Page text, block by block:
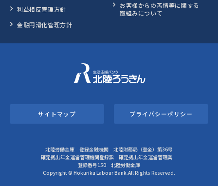
利益相反管理方針
金融円滑化管理方針
お客様からの苦情等に関する
取組みについて
サイトマップ プライバシーポリシー
北陸労働金庫 登録金融機関 北陸財務局（登金）第36号
確定拠出年金運営管理機関登録票 確定拠出年金運営管理業
登録番号150 北陸労働金庫
Copyright © Hokuriku Labour Bank.All Rights Reserved.